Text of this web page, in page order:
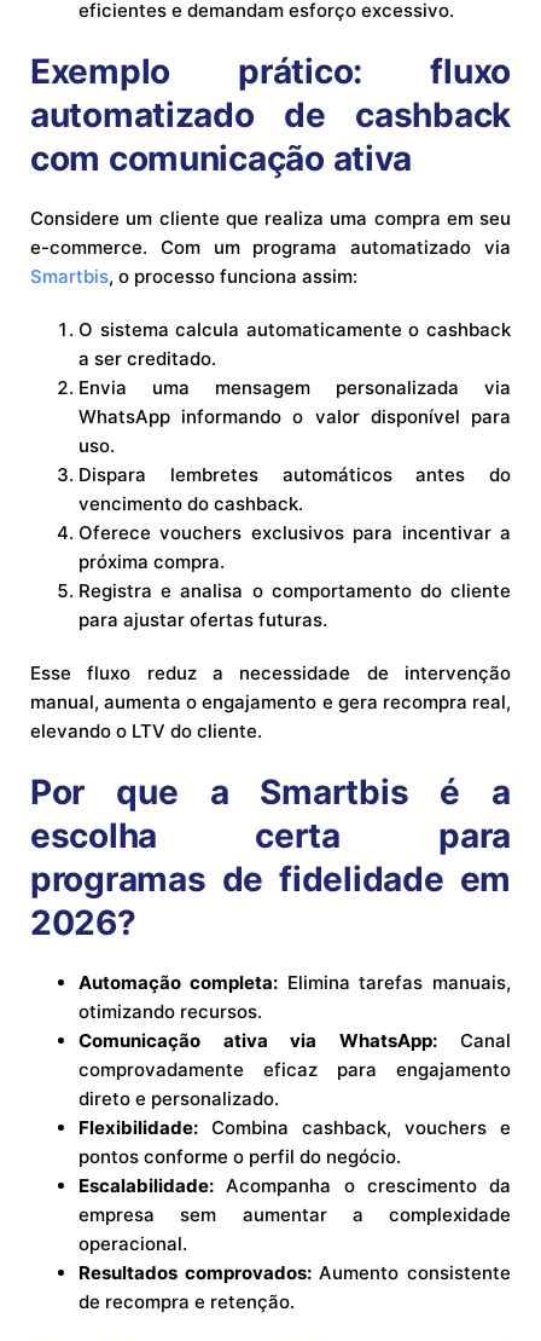
eficientes e demandam esforço excessivo.
Exemplo prático: fluxo
automatizado de cashback
com comunicação ativa
Considere um cliente que realiza uma compra em seu
e-commerce. Com um programa automatizado via
Smartbis, o processo funciona assim:
O sistema calcula automaticamente o cashback
a ser creditado.
Envia uma mensagem personalizada via
WhatsApp informando o valor disponível para
uso.
Dispara lembretes automáticos antes do
vencimento do cashback.
Oferece vouchers exclusivos para incentivar a
próxima compra.
Registra e analisa o comportamento do cliente
para ajustar ofertas futuras.
Esse fluxo reduz a necessidade de intervenção
manual, aumenta o engajamento e gera recompra real,
elevando o LTV do cliente.
Por que a Smartbis é a
escolha certa para
programas de fidelidade em
2026?
Automação completa:Elimina tarefas manuais,
otimizando recursos.
Comunicação ativa via WhatsApp:Canal
comprovadamente eficaz para engajamento
direto e personalizado.
Flexibilidade: Combina cashback, vouchers e
pontos conforme o perfil do negócio.
Escalabilidade: Acompanha o crescimento da
empresa sem aumentar a complexidade
operacional.
Resultados comprovados:Aumento consistente
de recompra e retenção.